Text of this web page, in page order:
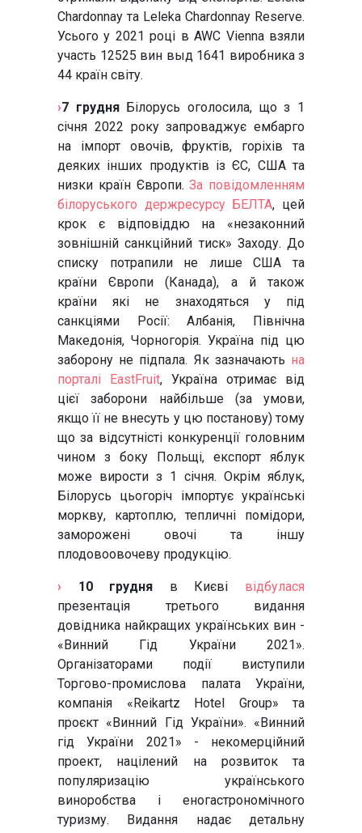
Chardonnay та Leleka Chardonnay Reserve.
Усього у 2021 році в AWC Vienna взяли
участь 12525 вин выд 1641 виробника з
44 країн світу.
›7 грудня Білорусь оголосила, що з 1
січня 2022 року запроваджує ембарго
на імпорт овочів, фруктів, горіхів та
деяких інших продуктів із ЄС, США та
низки країн Європи.За повідомленням
білоруського держресурсу БЕЛТА, цей
крок є відповіддю на «незаконний
зовнішній санкційний тиск» Заходу. До
списку потрапили не лише США та
країни Європи (Канада), а й також
країни які не знаходяться у під
санкціями Росії: Албанія, Північна
Македонія, Чорногорія. Україна під цю
заборону не підпала. Як зазначають на
порталі EastFruit, Україна отримає від
цієї заборони найбільше (за умови,
якщо її не внесуть у цю постанову) тому
що за відсутністі конкуренції головним
чином з боку Польщі, експорт яблук
може вирости з 1 січня. Окрім яблук,
Білорусь цьогоріч імпортує українські
моркву, картоплю, тепличні помідори,
заморожені овочі та іншу
плодовоовочеву продукцію.
› 10 грудня в Києві відбулася
презентація третього видання
довідника найкращих українських вин -
«Винний Гід України 2021».
Організаторами події виступили
Торгово-промислова палата України,
компанія «Reikartz Hotel Group» та
проєкт «Винний Гід України». «Винний
гід України 2021» - некомерційний
проект, націлений на розвиток та
популяризацію українського
виноробства і еногастрономічного
туризму. Видання надає детальну